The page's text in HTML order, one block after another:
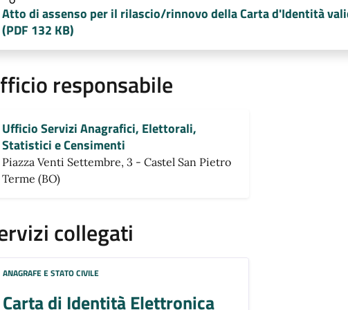
Atto di assenso per il rilascio/rinnovo della Carta d'Identità
(PDF 132 KB)
responsabile
Ufficio Servizi Anagrafici, Elettorali,
Statistici e Censimenti
Piazza Venti Settembre, 3 - Castel San Pietro
Terme (BO)
collegati
ANAGRAFE E STATO CIVILE
Carta di Identità Elettronica